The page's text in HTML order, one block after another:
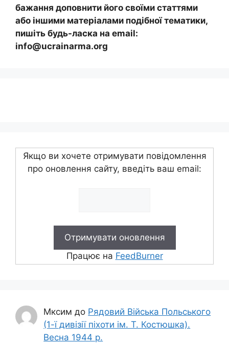
бажання доповнити його своїми статтями
або іншими матеріалами подібної тематики,
пишіть будь-ласка на email:
info@ucrainarma.org
Якщо ви хочете отримувати повідомлення
про оновлення сайту, введіть ваш email:
Працює на FeedBurner
Мксим до Рядовий Війська Польського
(1-ї дивізії піхоти ім. Т. Костюшка).
Весна 1944 р.